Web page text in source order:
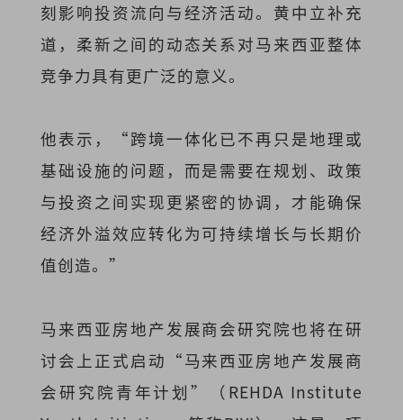
刻影响投资流向与经济活动。黄中立补充
道，柔新之间的动态关系对马来西亚整体
竞争力具有更广泛的意义。
他表示，“跨境一体化已不再只是地理或
基础设施的问题，而是需要在规划、政策
与投资之间实现更紧密的协调，才能确保
经济外溢效应转化为可持续增长与长期价
值创造。”
马来西亚房地产发展商会研究院也将在研
讨会上正式启动“马来西亚房地产发展商
会研究院青年计划”（REHDA Institute